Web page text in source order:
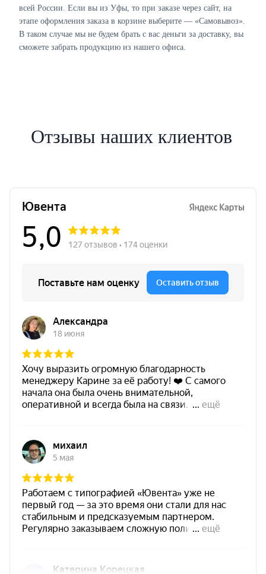
всей России. Если вы из Уфы, то при заказе через сайт, на
этапе оформления заказа в корзине выберите — «Самовывоз».
В таком случае мы не будем брать с вас деньги за доставку, вы
сможете забрать продукцию из нашего офиса.
Отзывы наших клиентов